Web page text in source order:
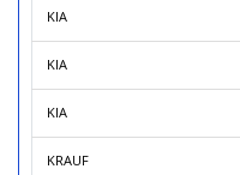
KIA
KIA
KIA
KRAUF